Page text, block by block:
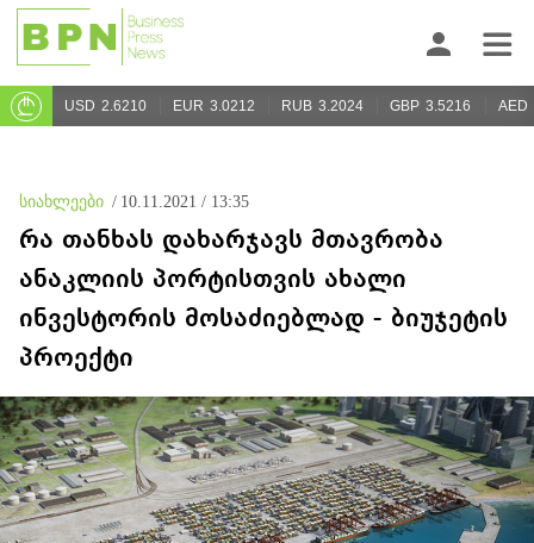
USD 2.6210 EUR 3.0212 RUB 3.2024 GBP 3.5216 AED
სიახლეები / 10.11.2021 / 13:35
რა თანხას დახარჯავს მთავრობა
ანაკლიის პორტისთვის ახალი
ინვესტორის მოსაძიებლად - ბიუჯეტის
პროექტი